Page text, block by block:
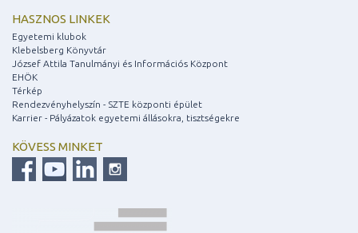
HASZNOS LINKEK
Egyetemi klubok
Klebelsberg Könyvtár
József Attila Tanulmányi és Információs Központ
EHÖK
Térkép
Rendezvényhelyszín - SZTE központi épület
Karrier - Pályázatok egyetemi állásokra, tisztségekre
KÖVESS MINKET